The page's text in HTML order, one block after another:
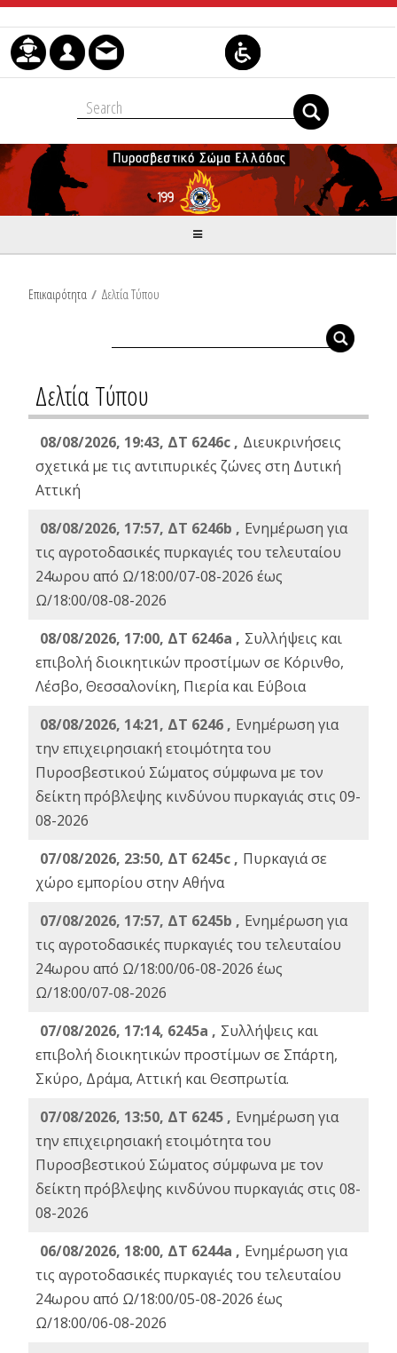
Skip to Content
Επικαιρότητα / Δελτία Τύπου
Δελτία Τύπου
08/08/2026, 19:43, ΔT 6246c , Διευκρινήσεις
σχετικά με τις αντιπυρικές ζώνες στη Δυτική
Αττική
08/08/2026, 17:57, ΔΤ 6246b , Ενημέρωση για
τις αγροτοδασικές πυρκαγιές του τελευταίου
24ωρου από Ω/18:00/07-08-2026 έως
Ω/18:00/08-08-2026
08/08/2026, 17:00, ΔΤ 6246a , Συλλήψεις και
επιβολή διοικητικών προστίμων σε Κόρινθο,
Λέσβο, Θεσσαλονίκη, Πιερία και Εύβοια
08/08/2026, 14:21, ΔΤ 6246 , Ενημέρωση για
την επιχειρησιακή ετοιμότητα του
Πυροσβεστικού Σώματος σύμφωνα με τον
δείκτη πρόβλεψης κινδύνου πυρκαγιάς στις 09-
08-2026
07/08/2026, 23:50, ΔΤ 6245c , Πυρκαγιά σε
χώρο εμπορίου στην Αθήνα
07/08/2026, 17:57, ΔΤ 6245b , Ενημέρωση για
τις αγροτοδασικές πυρκαγιές του τελευταίου
24ωρου από Ω/18:00/06-08-2026 έως
Ω/18:00/07-08-2026
07/08/2026, 17:14, 6245a , Συλλήψεις και
επιβολή διοικητικών προστίμων σε Σπάρτη,
Σκύρο, Δράμα, Αττική και Θεσπρωτία.
07/08/2026, 13:50, ΔΤ 6245 , Ενημέρωση για
την επιχειρησιακή ετοιμότητα του
Πυροσβεστικού Σώματος σύμφωνα με τον
δείκτη πρόβλεψης κινδύνου πυρκαγιάς στις 08-
08-2026
06/08/2026, 18:00, ΔΤ 6244a , Ενημέρωση για
τις αγροτοδασικές πυρκαγιές του τελευταίου
24ωρου από Ω/18:00/05-08-2026 έως
Ω/18:00/06-08-2026